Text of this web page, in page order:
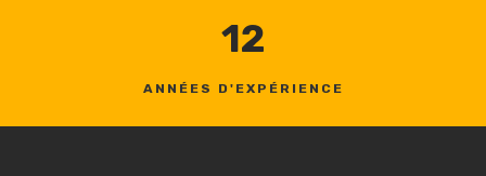
12
ANNÉES D'EXPÉRIENCE